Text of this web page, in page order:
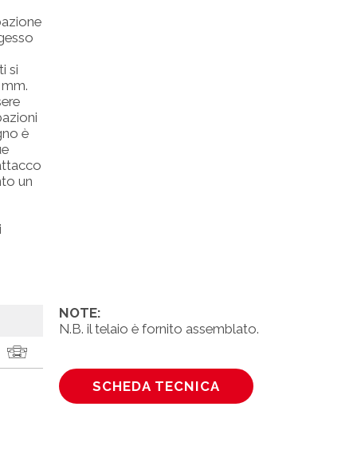
si
è
un
NOTE:
N.B. il telaio è fornito assemblato.
SCHEDA TECNICA